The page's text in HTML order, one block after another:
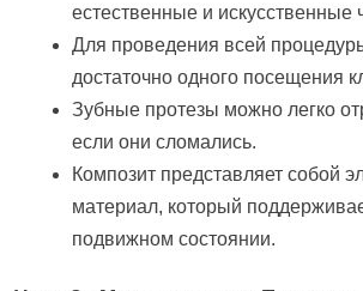
естественные и искусственные
Для проведения всей
достаточно одного посещения
Зубные протезы можно легко
если они сломались.
Композит представляет собой
материал, который
подвижном состоянии.